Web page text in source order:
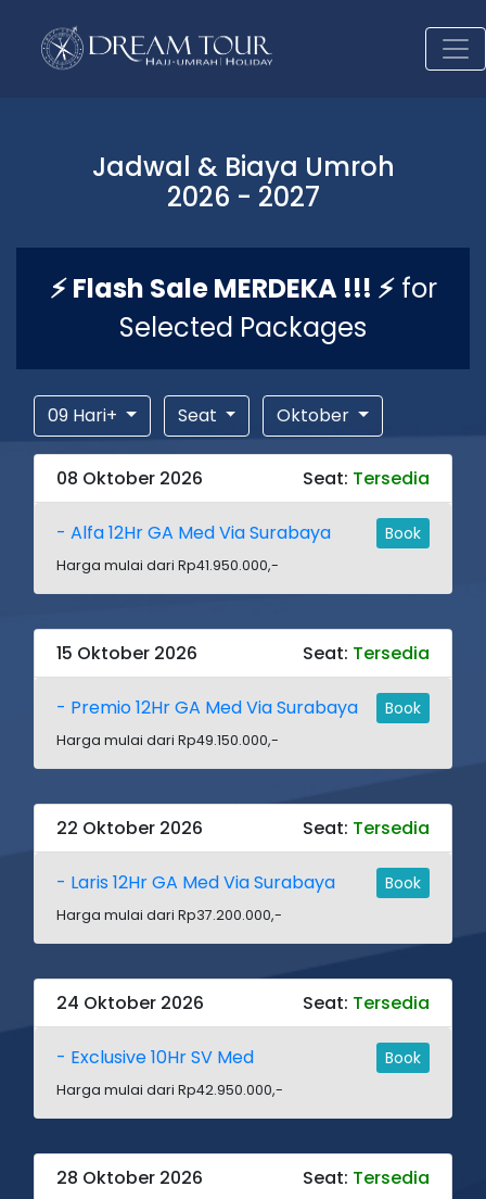
Jadwal & Biaya Umroh
2026 - 2027
⚡ Flash Sale MERDEKA !!! ⚡for
Selected Packages
09 Hari+ Seat Oktober
08 Oktober 2026 Seat: Tersedia
- Alfa 12Hr GA Med Via Surabaya Book
Harga mulai dari Rp41.950.000,-
15 Oktober 2026 Seat: Tersedia
- Premio 12Hr GA Med Via Surabaya Book
Harga mulai dari Rp49.150.000,-
22 Oktober 2026 Seat: Tersedia
- Laris 12Hr GA Med Via Surabaya Book
Harga mulai dari Rp37.200.000,-
24 Oktober 2026 Seat: Tersedia
- Exclusive 10Hr SV Med Book
Harga mulai dari Rp42.950.000,-
28 Oktober 2026 Seat: Tersedia